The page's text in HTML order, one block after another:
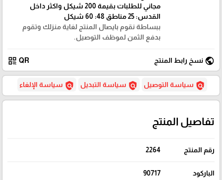
مجاني للطلبات بقيمة 200 شيكل واكثر داخل
القدس: 25 مناطق 48: 60 شيكل
ببساطة نقوم بايصال المنتج لغاية منزلك وتقوم
بدفع الثمن لموظف التوصيل.
public نسخ رابط المنتج QR
qr_code
policy سياسة التوصيل policy سياسة التبديل policy سياسة الإلغاء
تفاصيل المنتج
رقم المنتج 2264
الباركود 90717